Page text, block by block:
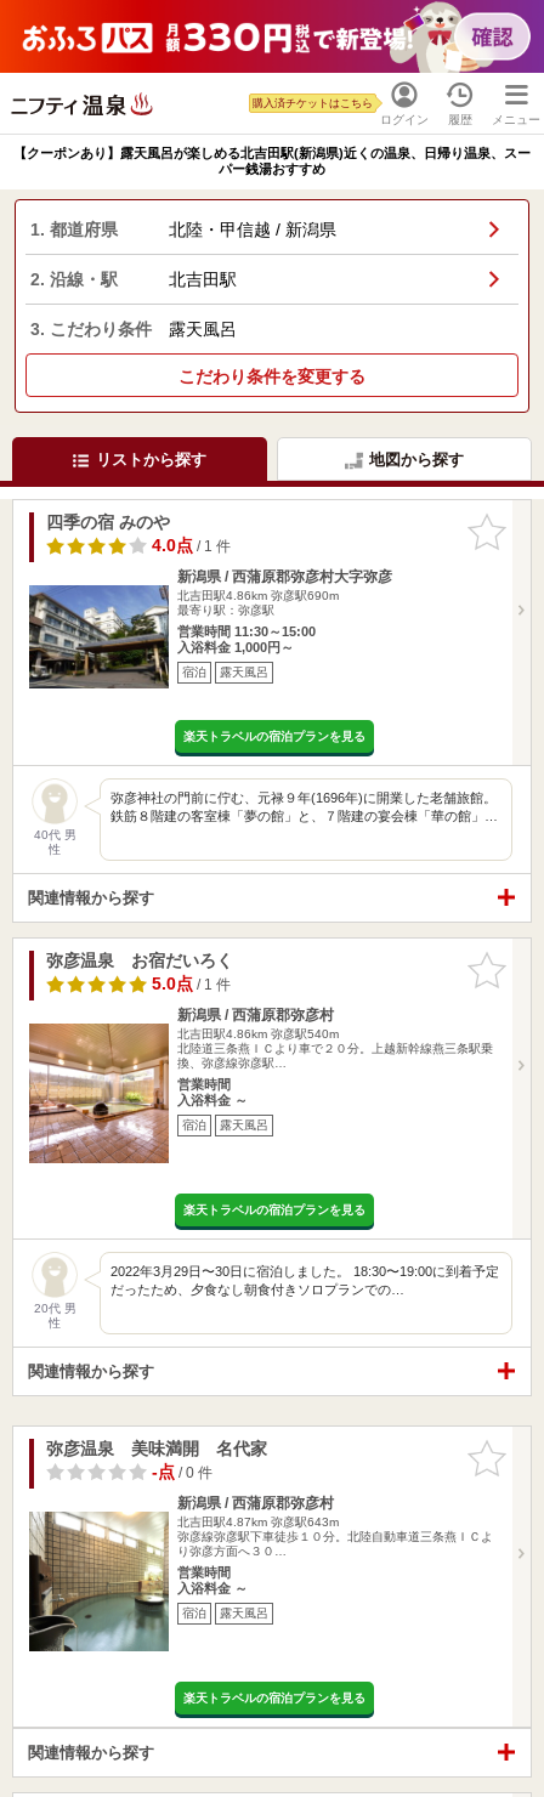
ログイン
購入済チケットはこちら
履歴 メニュー
【クーポンあり】露天風呂が楽しめる北吉田駅(新潟県)近くの温泉、日帰り温泉、スー
パー銭湯おすすめ
1. 都道府県 北陸・甲信越 / 新潟県
2. 沿線・駅 北吉田駅
3. こだわり条件 露天風呂
こだわり条件を変更する
リストから探す 地図から探す
お気に入
りに追加
四季の宿 みのや
4.0点/ 1 件
新潟県 / 西蒲原郡弥彦村大字弥彦
北吉田駅4.86km 弥彦駅690m
最寄り駅：弥彦駅
営業時間 11:30～15:00
入浴料金 1,000円～
宿泊 露天風呂
楽天トラベルの宿泊プランを見る
40代 男
性
弥彦神社の門前に佇む、元禄９年(1696年)に開業した老舗旅館。
鉄筋８階建の客室棟「夢の館」と、７階建の宴会棟「華の館」…
関連情報から探す
お気に入
りに追加
弥彦温泉 お宿だいろく
5.0点/ 1 件
新潟県 / 西蒲原郡弥彦村
北吉田駅4.86km 弥彦駅540m
北陸道三条燕ＩＣより車で２０分。上越新幹線燕三条駅乗
換、弥彦線弥彦駅…
営業時間
入浴料金 ～
宿泊 露天風呂
楽天トラベルの宿泊プランを見る
20代 男
性
2022年3月29日〜30日に宿泊しました。 18:30〜19:00に到着予定
だったため、夕食なし朝食付きソロプランでの…
関連情報から探す
お気に入
りに追加
弥彦温泉 美味満開 名代家
-点/ 0 件
新潟県 / 西蒲原郡弥彦村
北吉田駅4.87km 弥彦駅643m
弥彦線弥彦駅下車徒歩１０分。北陸自動車道三条燕ＩＣよ
り弥彦方面へ３０…
営業時間
入浴料金 ～
宿泊 露天風呂
楽天トラベルの宿泊プランを見る
関連情報から探す